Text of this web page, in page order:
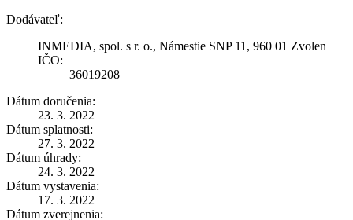
Dodávateľ:
INMEDIA, spol. s r. o., Námestie SNP 11, 960 01 Zvolen
IČO:
36019208
Dátum doručenia:
23. 3. 2022
Dátum splatnosti:
27. 3. 2022
Dátum úhrady:
24. 3. 2022
Dátum vystavenia:
17. 3. 2022
Dátum zverejnenia: